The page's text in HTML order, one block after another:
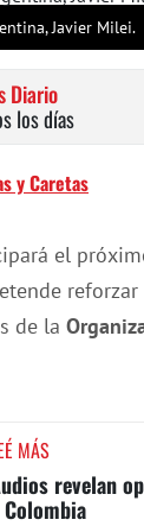
Javier Milei.
Diario
los días
y Caretas
el
de la
MÁS
revelan